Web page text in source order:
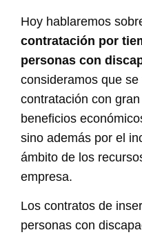
Hoy hablaremos
contratación por
personas con
consideramos que
contratación con
beneficios
sino además por el
ámbito de los
empresa.
Los contratos de
personas con